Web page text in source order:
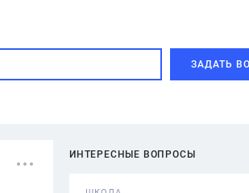
ЗАДАТЬ
ИНТЕРЕСНЫЕ ВОПРОСЫ